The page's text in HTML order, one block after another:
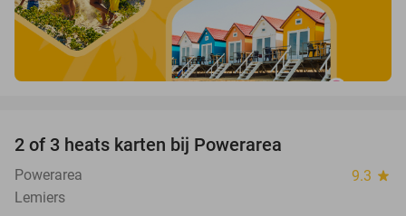
2 of 3 heats karten bij Powerarea
Powerarea 9.3 star
Lemiers